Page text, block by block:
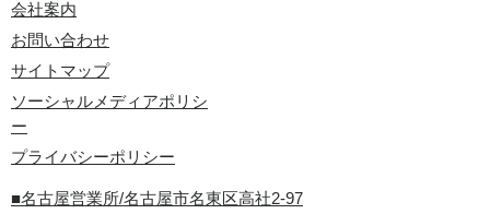
会社案内
お問い合わせ
サイトマップ
ソーシャルメディアポリシ
ー
プライバシーポリシー
■名古屋営業所/名古屋市名東区高社2-97